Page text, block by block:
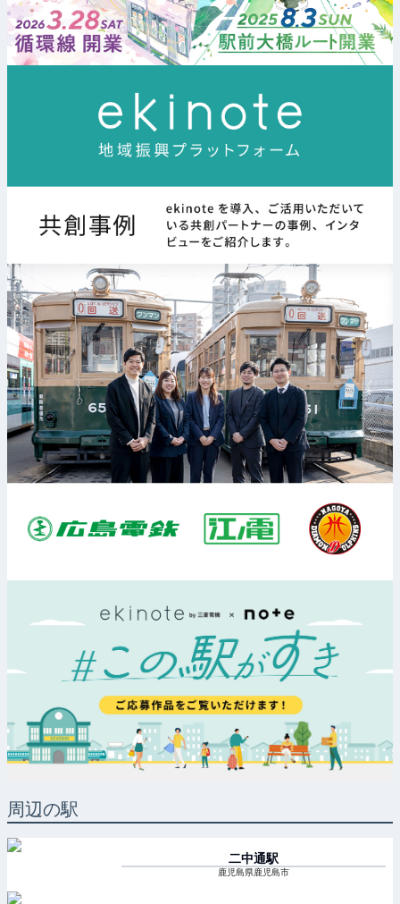
周辺の駅
二中通駅
鹿児島県鹿児島市